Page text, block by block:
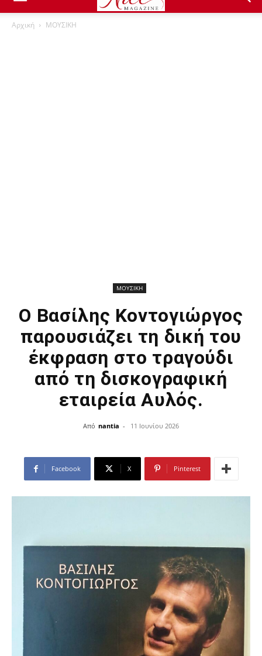
Αρχική ΜΟΥΣΙΚΗ
ΜΟΥΣΙΚΗ
Ο Βασίλης Κοντογιώργος
παρουσιάζει τη δική του
έκφραση στο τραγούδι
από τη δισκογραφική
εταιρεία Αυλός.
Από nantia - 11 Ιουνίου 2026
Facebook X Pinterest